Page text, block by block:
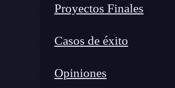
Proyectos Finales
Casos de éxito
Opiniones